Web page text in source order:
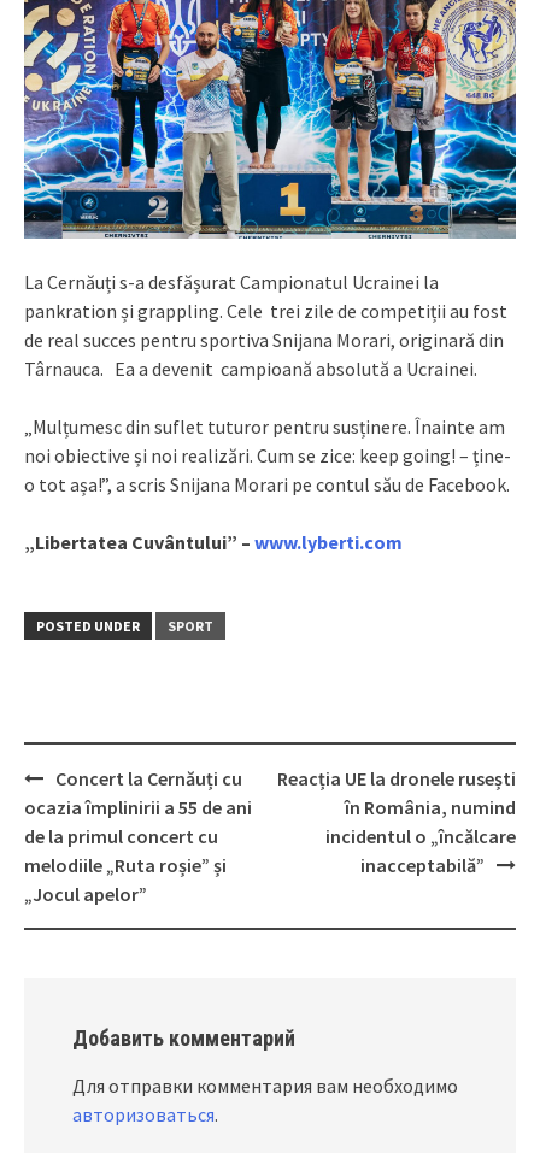
La Cernăuți s-a desfășurat Campionatul Ucrainei la
pankration și grappling. Cele trei zile de competiții au fost
de real succes pentru sportiva Snijana Morari, originară din
Târnauca. Ea a devenit campioană absolută a Ucrainei.
„Mulțumesc din suflet tuturor pentru susținere. Înainte am
noi obiective și noi realizări. Cum se zice: keep going! – ține-
o tot așa!”, a scris Snijana Morari pe contul său de Facebook.
„Libertatea Cuvântului” – www.lyberti.com
POSTED UNDER SPORT
Post
navigation
Concert la Cernăuți cu
ocazia împlinirii a 55 de ani
de la primul concert cu
melodiile „Ruta roșie” și
„Jocul apelor”
Reacția UE la dronele rusești
în România, numind
incidentul o „încălcare
inacceptabilă”
Добавить комментарий
Для отправки комментария вам необходимо
авторизоваться.